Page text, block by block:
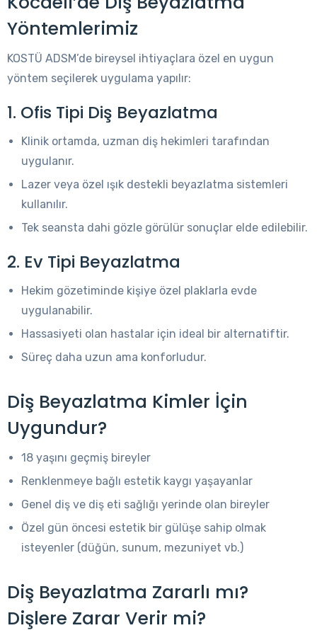
Yöntemlerimiz
KOSTÜ ADSM’de bireysel ihtiyaçlara özel en uygun
yöntem seçilerek uygulama yapılır:
1. Ofis Tipi Diş Beyazlatma
Klinik ortamda, uzman diş hekimleri tarafından
uygulanır.
Lazer veya özel ışık destekli beyazlatma sistemleri
kullanılır.
Tek seansta dahi gözle görülür sonuçlar elde edilebilir.
2. Ev Tipi Beyazlatma
Hekim gözetiminde kişiye özel plaklarla evde
uygulanabilir.
Hassasiyeti olan hastalar için ideal bir alternatiftir.
Süreç daha uzun ama konforludur.
Diş Beyazlatma Kimler İçin
Uygundur?
18 yaşını geçmiş bireyler
Renklenmeye bağlı estetik kaygı yaşayanlar
Genel diş ve diş eti sağlığı yerinde olan bireyler
Özel gün öncesi estetik bir gülüşe sahip olmak
isteyenler (düğün, sunum, mezuniyet vb.)
Diş Beyazlatma Zararlı mı?
Dişlere Zarar Verir mi?